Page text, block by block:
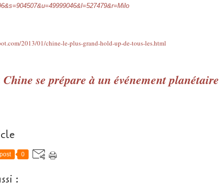
2013/01/chine-le-plus-grand-hold-up-de-tous-les.html
se prépare à un événement planétaire
0
: